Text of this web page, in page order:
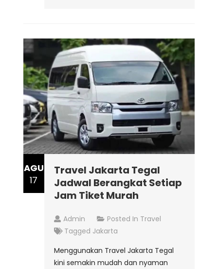
AGU
17
Travel Jakarta Tegal
Jadwal Berangkat Setiap
Jam Tiket Murah
Admin Posted In Travel
Tagged Jakarta
Menggunakan Travel Jakarta Tegal
kini semakin mudah dan nyaman